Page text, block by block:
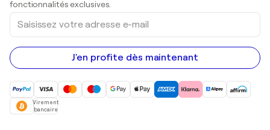
fonctionnalités exclusives.
Saisissez
votre
adresse
e-
mail
J'en profite dès maintenant
Virement
bancaire